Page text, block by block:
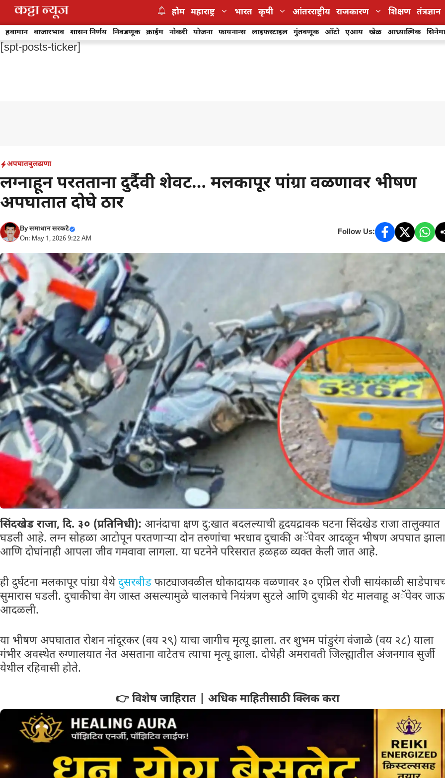
Skip
content
होम महाराष्ट्र भारत कृषी आंतरराष्ट्रीय राजकारण शिक्षण तंत्रज्ञान
हवामान बाजारभाव शासन निर्णय निवडणूक क्राईम नोकरी योजना फायनान्स लाइफस्टाइल गुंतवणूक ऑटो एआय खेळ आध्यात्मिक सिनेमा
[spt-posts-ticker]
अपघातबुलढाणा
लग्नाहून परतताना दुर्दैवी शेवट… मलकापूर पांग्रा वळणावर भीषण
अपघातात दोघे ठार
Byसमाधान सरकटे
On: May 1, 2026 9:22 AM
Follow Us:
सिंदखेड राजा, दि. ३० (प्रतिनिधी): आनंदाचा क्षण दु:खात बदलल्याची हृदयद्रावक घटना सिंदखेड राजा तालुक्यात
घडली आहे. लग्न सोहळा आटोपून परतणाऱ्या दोन तरुणांचा भरधाव दुचाकी अॅपेवर आदळून भीषण अपघात झाला
आणि दोघांनाही आपला जीव गमवावा लागला. या घटनेने परिसरात हळहळ व्यक्त केली जात आहे.
ही दुर्घटना मलकापूर पांग्रा येथेदुसरबीड फाट्याजवळील धोकादायक वळणावर ३० एप्रिल रोजी सायंकाळी
सुमारास घडली. दुचाकीचा वेग जास्त असल्यामुळे चालकाचे नियंत्रण सुटले आणि दुचाकी थेट मालवाहू अॅपेवर
आदळली.
या भीषण अपघातात रोशन नांदूरकर (वय २९) याचा जागीच मृत्यू झाला. तर शुभम पांडुरंग वंजाळे (वय २८) याला
गंभीर अवस्थेत रुग्णालयात नेत असताना वाटेतच त्याचा मृत्यू झाला. दोघेही अमरावती जिल्ह्यातील अंजनगाव सुर्जी
येथील रहिवासी होते.
👉 विशेष जाहिरात | अधिक माहितीसाठी क्लिक करा